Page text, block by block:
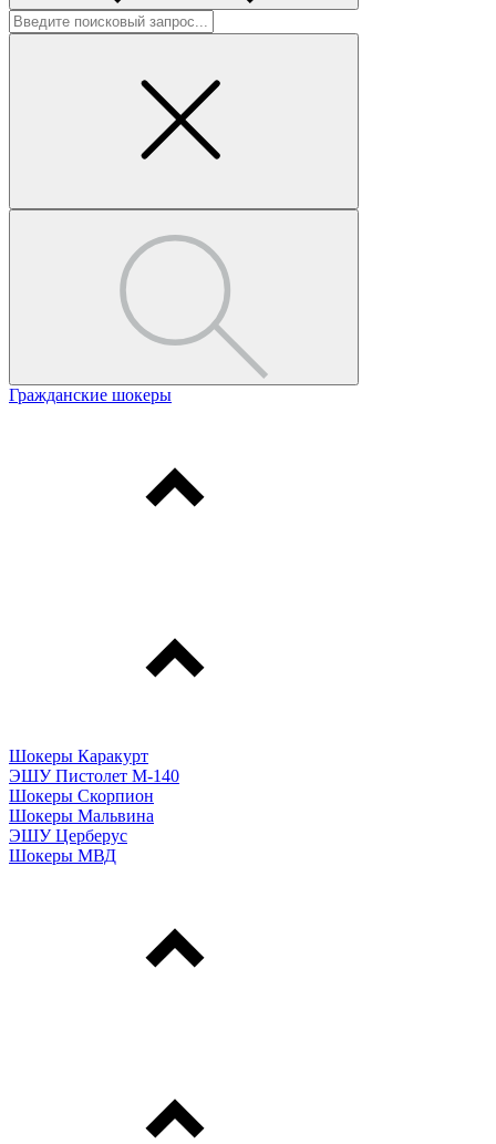
Гражданские шокеры
Шокеры Каракурт
ЭШУ Пистолет М-140
Шокеры Скорпион
Шокеры Мальвина
ЭШУ Церберус
Шокеры МВД